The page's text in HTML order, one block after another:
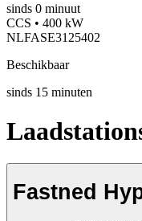
sinds 0 minuut
CCS • 400 kW
NLFASE3125402
Beschikbaar
sinds 15 minuten
Fastned